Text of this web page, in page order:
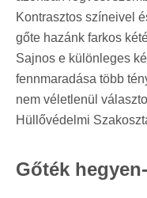
Kontrasztos színeivel
gőte hazánk farkos
Sajnos e különleges
fennmaradása több
nem véletlenül
Hüllővédelmi
Gőték